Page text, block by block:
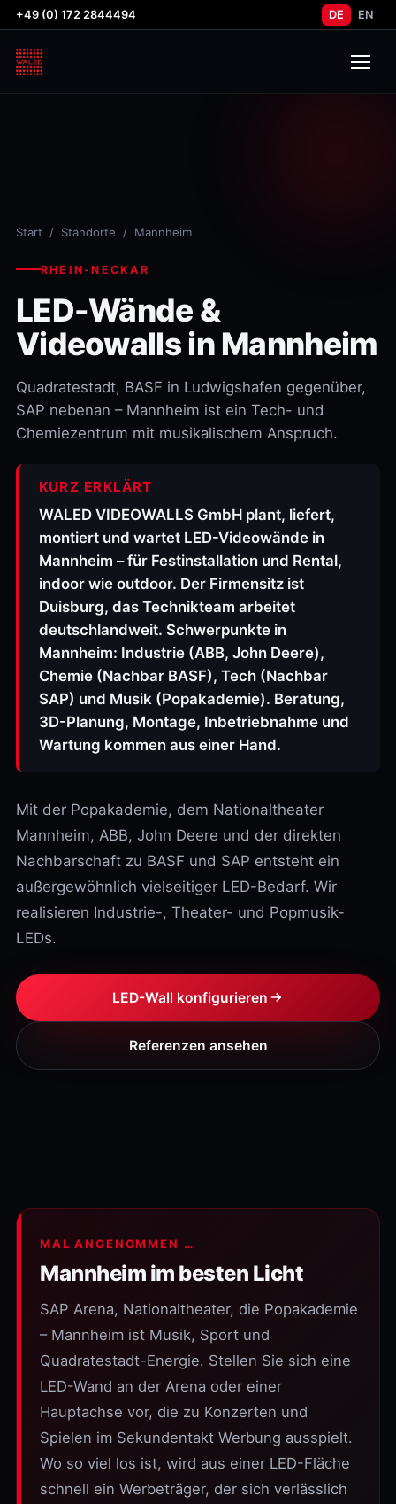
+49 (0) 172 2844494 DE EN
Start / Standorte / Mannheim
RHEIN-NECKAR
LED-Wände &
Videowalls in Mannheim
Quadratestadt, BASF in Ludwigshafen gegenüber,
SAP nebenan – Mannheim ist ein Tech- und
Chemiezentrum mit musikalischem Anspruch.
KURZ ERKLÄRT
WALED VIDEOWALLS GmbH plant, liefert,
montiert und wartet LED-Videowände in
Mannheim – für Festinstallation und Rental,
indoor wie outdoor. Der Firmensitz ist
Duisburg, das Technikteam arbeitet
deutschlandweit. Schwerpunkte in
Mannheim: Industrie (ABB, John Deere),
Chemie (Nachbar BASF), Tech (Nachbar
SAP) und Musik (Popakademie). Beratung,
3D-Planung, Montage, Inbetriebnahme und
Wartung kommen aus einer Hand.
Mit der Popakademie, dem Nationaltheater
Mannheim, ABB, John Deere und der direkten
Nachbarschaft zu BASF und SAP entsteht ein
außergewöhnlich vielseitiger LED-Bedarf. Wir
realisieren Industrie-, Theater- und Popmusik-
LEDs.
LED-Wall konfigurieren
Referenzen ansehen
MAL ANGENOMMEN …
Mannheim im besten Licht
SAP Arena, Nationaltheater, die Popakademie
– Mannheim ist Musik, Sport und
Quadratestadt-Energie. Stellen Sie sich eine
LED-Wand an der Arena oder einer
Hauptachse vor, die zu Konzerten und
Spielen im Sekundentakt Werbung ausspielt.
Wo so viel los ist, wird aus einer LED-Fläche
schnell ein Werbeträger, der sich verlässlich